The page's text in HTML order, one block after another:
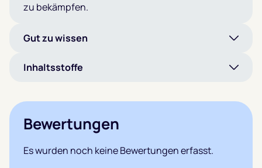
zu bekämpfen.
Gut zu wissen
Inhaltsstoffe
Bewertungen
Es wurden noch keine Bewertungen erfasst.